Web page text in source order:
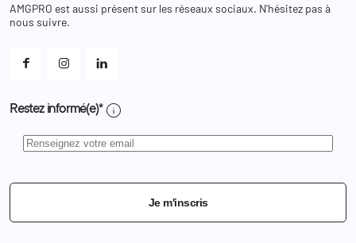
Et les cookies ?
AMGPRO est aussi présent sur les réseaux sociaux. N'hésitez pas à
nous suivre.
Restez informé(e)* info
Je m'inscris